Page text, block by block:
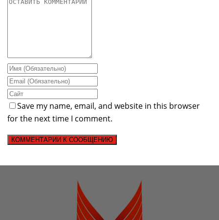
Save my name, email, and website in this browser
for the next time I comment.